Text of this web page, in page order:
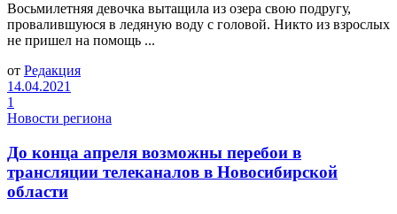
Восьмилетняя девочка вытащила из озера свою подругу,
провалившуюся в ледяную воду с головой. Никто из взрослых
не пришел на помощь ...
от Редакция
14.04.2021
1
Новости региона
До конца апреля возможны перебои в
трансляции телеканалов в Новосибирской
области